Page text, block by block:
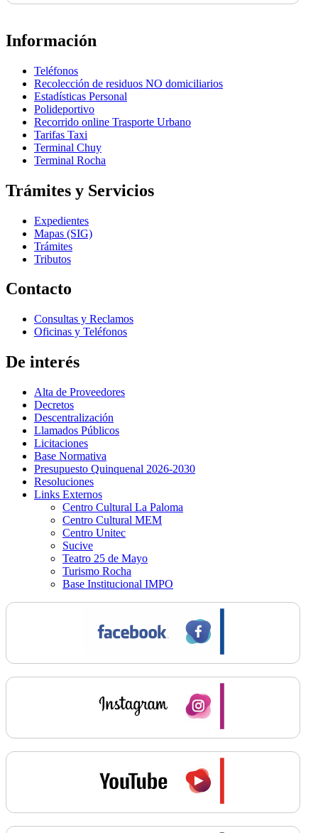
Información
Teléfonos
Recolección de residuos NO domiciliarios
Estadísticas Personal
Polideportivo
Recorrido online Trasporte Urbano
Tarifas Taxi
Terminal Chuy
Terminal Rocha
Trámites y Servicios
Expedientes
Mapas (SIG)
Trámites
Tributos
Contacto
Consultas y Reclamos
Oficinas y Teléfonos
De interés
Alta de Proveedores
Decretos
Descentralización
Llamados Públicos
Licitaciones
Base Normativa
Presupuesto Quinquenal 2026-2030
Resoluciones
Links Externos
Centro Cultural La Paloma
Centro Cultural MEM
Centro Unitec
Sucive
Teatro 25 de Mayo
Turismo Rocha
Base Institucional IMPO